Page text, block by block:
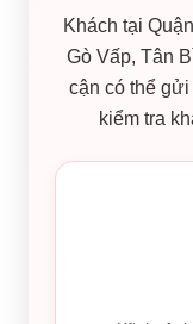
Khách tại
Gò Vấp, Tân
cận có thể
kiểm tra